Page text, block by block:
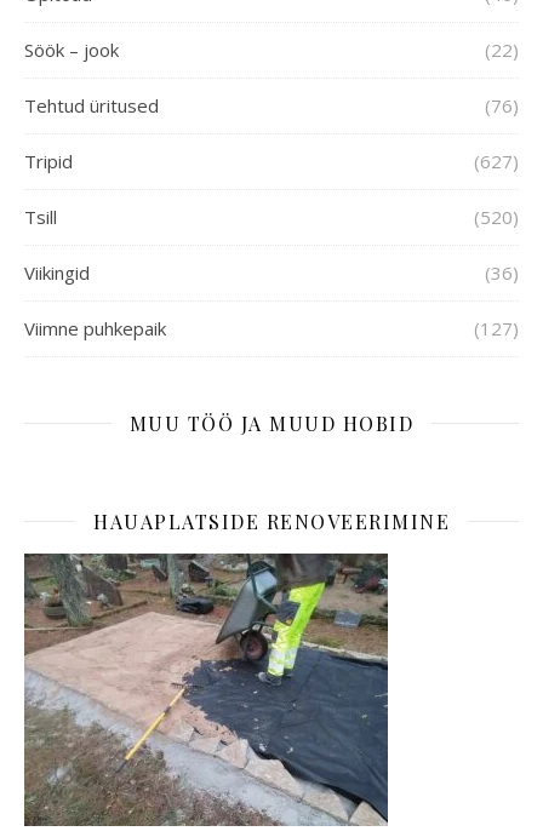
Söök – jook (22)
Tehtud üritused (76)
Tripid (627)
Tsill (520)
Viikingid (36)
Viimne puhkepaik (127)
MUU TÖÖ JA MUUD HOBID
HAUAPLATSIDE RENOVEERIMINE